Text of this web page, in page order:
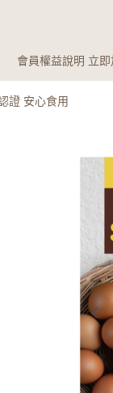
會員權益說明 立
證 安心食用